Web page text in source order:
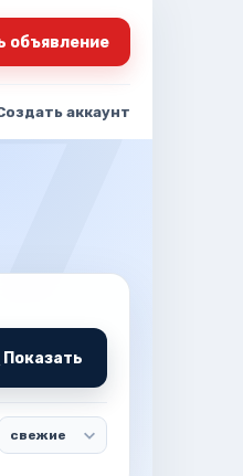
объявление
аккаунт
Показать